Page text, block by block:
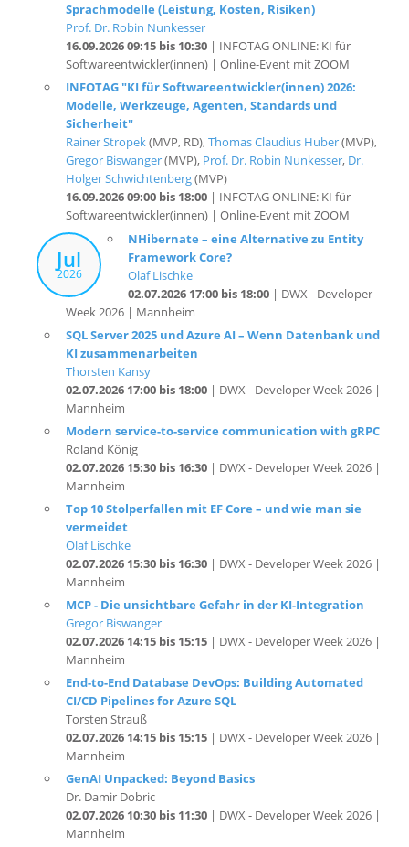
16.09.2026 09:15 bis 10:30| INFOTAG ONLINE: KI für
Softwareentwickler(innen) | Online-Event mit ZOOM
INFOTAG "KI für Softwareentwickler(innen) 2026:
Modelle, Werkzeuge, Agenten, Standards und
Sicherheit"
Rainer Stropek(MVP, RD),Thomas Claudius Huber
Gregor Biswanger
Holger Schwichtenberg(MVP)
16.09.2026 09:00 bis 18:00| INFOTAG ONLINE: KI für
Softwareentwickler(innen) | Online-Event mit ZOOM
Jul
2026
NHibernate – eine Alternative zu Entity
Framework Core?
Olaf Lischke
02.07.2026 17:00 bis 18:00
Week 2026 | Mannheim
SQL Server 2025 und Azure AI – Wenn Datenbank und
KI zusammenarbeiten
Thorsten Kansy
02.07.2026 17:00 bis 18:00
Mannheim
Modern service-to-service communication with gRPC
Roland König
02.07.2026 15:30 bis 16:30| DWX - Developer Week 2026 |
Mannheim
Top 10 Stolperfallen mit EF Core – und wie man sie
vermeidet
Olaf Lischke
02.07.2026 15:30 bis 16:30
Mannheim
MCP - Die unsichtbare Gefahr in der KI-Integration
Gregor Biswanger
02.07.2026 14:15 bis 15:15| DWX - Developer Week 2026 |
Mannheim
End-to-End Database DevOps: Building Automated
CI/CD Pipelines for Azure SQL
Torsten Strauß
02.07.2026 14:15 bis 15:15| DWX - Developer Week 2026 |
Mannheim
GenAI Unpacked: Beyond Basics
Dr. Damir Dobric
02.07.2026 10:30 bis 11:30| DWX - Developer Week 2026 |
Mannheim
Why ‘agile’ is not dead
David Tielke